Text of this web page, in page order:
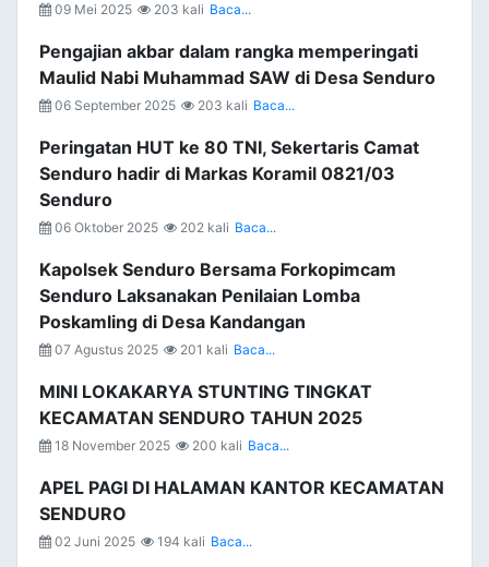
09 Mei 2025 203 kali Baca...
Pengajian akbar dalam rangka memperingati
Maulid Nabi Muhammad SAW di Desa Senduro
06 September 2025 203 kali Baca...
Peringatan HUT ke 80 TNI, Sekertaris Camat
Senduro hadir di Markas Koramil 0821/03
Senduro
06 Oktober 2025 202 kali Baca...
Kapolsek Senduro Bersama Forkopimcam
Senduro Laksanakan Penilaian Lomba
Poskamling di Desa Kandangan
07 Agustus 2025 201 kali Baca...
MINI LOKAKARYA STUNTING TINGKAT
KECAMATAN SENDURO TAHUN 2025
18 November 2025 200 kali Baca...
APEL PAGI DI HALAMAN KANTOR KECAMATAN
SENDURO
02 Juni 2025 194 kali Baca...